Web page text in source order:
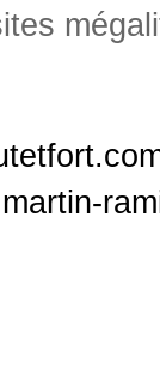
martin-